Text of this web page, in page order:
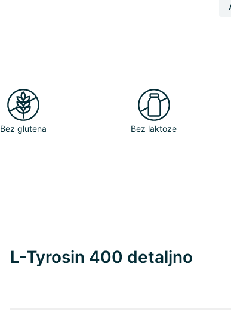
Bez glutena Bez laktoze
L-Tyrosin 400 detaljno